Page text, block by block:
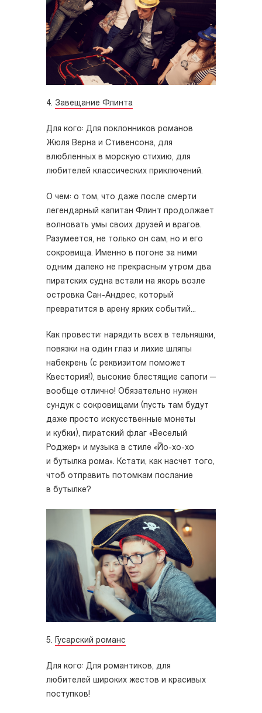
4. Завещание Флинта
Для кого: Для поклонников романов
Жюля Верна и Стивенсона, для
влюбленных в морскую стихию, для
любителей классических приключений.
О чем: о том, что даже после смерти
легендарный капитан Флинт продолжает
волновать умы своих друзей и врагов.
Разумеется, не только он сам, но и его
сокровища. Именно в погоне за ними
одним далеко не прекрасным утром два
пиратских судна встали на якорь возле
островка Сан-Андрес, который
превратится в арену ярких событий...
Как провести: нарядить всех в тельняшки,
повязки на один глаз и лихие шляпы
набекрень (с реквизитом поможет
Квестория!), высокие блестящие сапоги —
вообще отлично! Обязательно нужен
сундук с сокровищами (пусть там будут
даже просто искусственные монеты
и кубки), пиратский флаг «Веселый
Роджер» и музыка в стиле «Йо-хо-хо
и бутылка рома». Кстати, как насчет того,
чтоб отправить потомкам послание
в бутылке?
5. Гусарский романс
Для кого: Для романтиков, для
любителей широких жестов и красивых
поступков!